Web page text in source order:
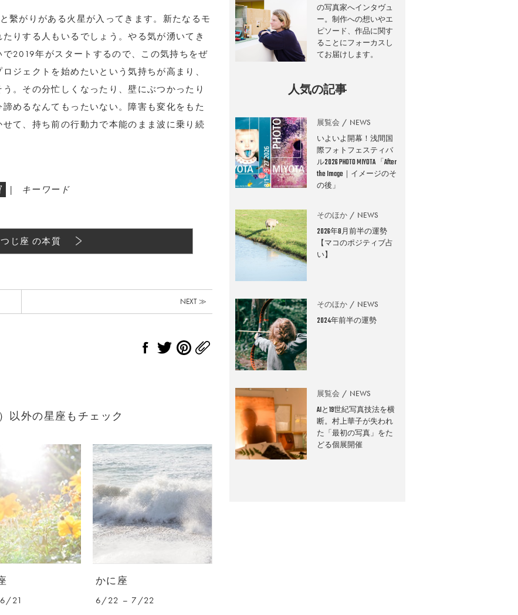
繫がりがある火星が入ってきます。新たなるモ
りする人もいるでしょう。やる気が湧いてき
2019年がスタートするので、この気持ちをぜ
ジェクトを始めたいという気持ちが高まり、
。その分忙しくなったり、壁にぶつかったり
めるなんてもったいない。障害も変化をもた
て、持ち前の行動力で本能のまま波に乗り続
| キーワード
じ座 の本質
NEXT ≫
外の星座もチェック
21
かに座
6/22 – 7/22
の写真家へインタヴュ
ー。制作への想いやエ
ピソード、作品に関す
ることにフォーカスし
てお届けします。
人気の記事
展覧会 NEWS
いよいよ開幕！浅間国
際フォトフェスティバ
ル2026 PHOTO MIYOTA 「After
the Image｜イメージのそ
の後」
そのほか NEWS
2026年8月前半の運勢
【マコのポジティブ占
い】
そのほか NEWS
2024年前半の運勢
展覧会 NEWS
AIと19世紀写真技法を横
断。村上華子が失われ
た「最初の写真」をた
どる個展開催